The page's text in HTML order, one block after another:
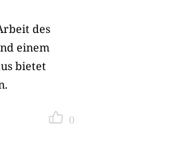
des
einem
bietet
0